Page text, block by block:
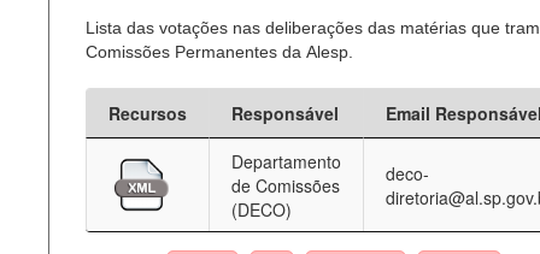
Lista das votações nas deliberações das matérias que
Comissões Permanentes da Alesp.
Recursos Responsável
Email
Departamento
de Comissões
(DECO)
deco-